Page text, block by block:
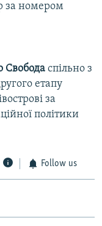
за номером
Свобода спільно з
етапу
за
політики
Follow us